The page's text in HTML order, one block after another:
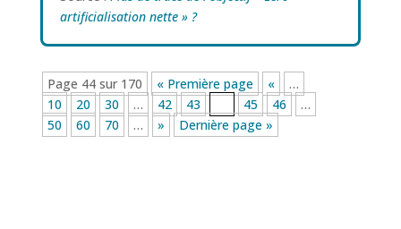
artificialisation nette » ?
Page 44 sur 170 « Première page «
…
10
20 30 … 42 43 45 46
…
50
60 70 … » Dernière page »